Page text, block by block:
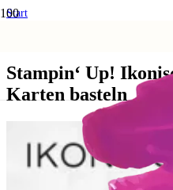
Start
Stampin‘ Up!
Karten basteln